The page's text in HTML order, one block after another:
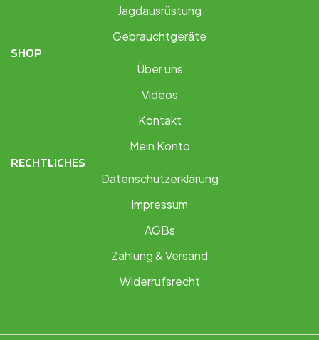
Jagdausrüstung
Gebrauchtgeräte
SHOP
Über uns
Videos
Kontakt
Mein Konto
RECHTLICHES
Datenschutzerklärung
Impressum
AGBs
Zahlung & Versand
Widerrufsrecht